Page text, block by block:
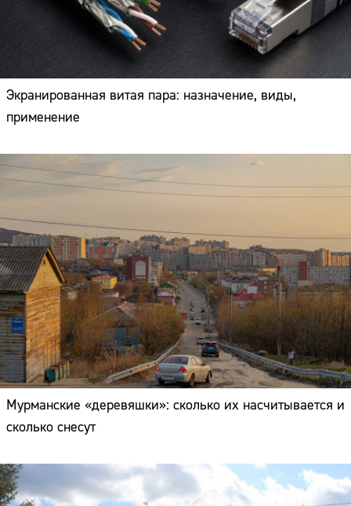
Экранированная витая пара: назначение, виды,
применение
Мурманские «деревяшки»: сколько их насчитывается и
сколько снесут